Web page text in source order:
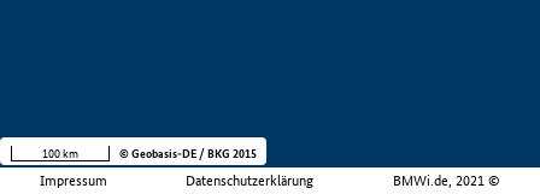
Impressum Datenschutzerklärung BMWi.de, 2021 ©
100 km © Geobasis-DE / BKG 2015